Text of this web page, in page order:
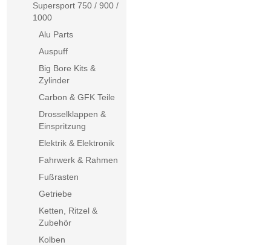
Supersport 750 / 900 /
1000
Alu Parts
Auspuff
Big Bore Kits &
Zylinder
Carbon & GFK Teile
Drosselklappen &
Einspritzung
Elektrik & Elektronik
Fahrwerk & Rahmen
Fußrasten
Getriebe
Ketten, Ritzel &
Zubehör
Kolben